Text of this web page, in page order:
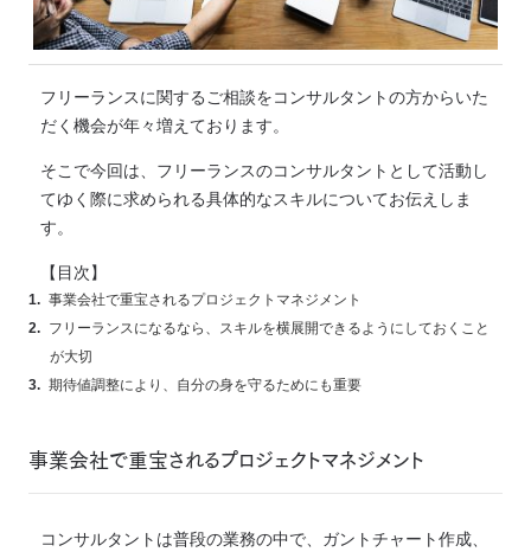
フリーランスに関するご相談をコンサルタントの方からいた
だく機会が年々増えております。
そこで今回は、フリーランスのコンサルタントとして活動し
てゆく際に求められる具体的なスキルについてお伝えしま
す。
【目次】
事業会社で重宝されるプロジェクトマネジメント
フリーランスになるなら、スキルを横展開できるようにしておくこと
が大切
期待値調整により、自分の身を守るためにも重要
事業会社で重宝されるプロジェクトマネジメント
コンサルタントは普段の業務の中で、ガントチャート作成、